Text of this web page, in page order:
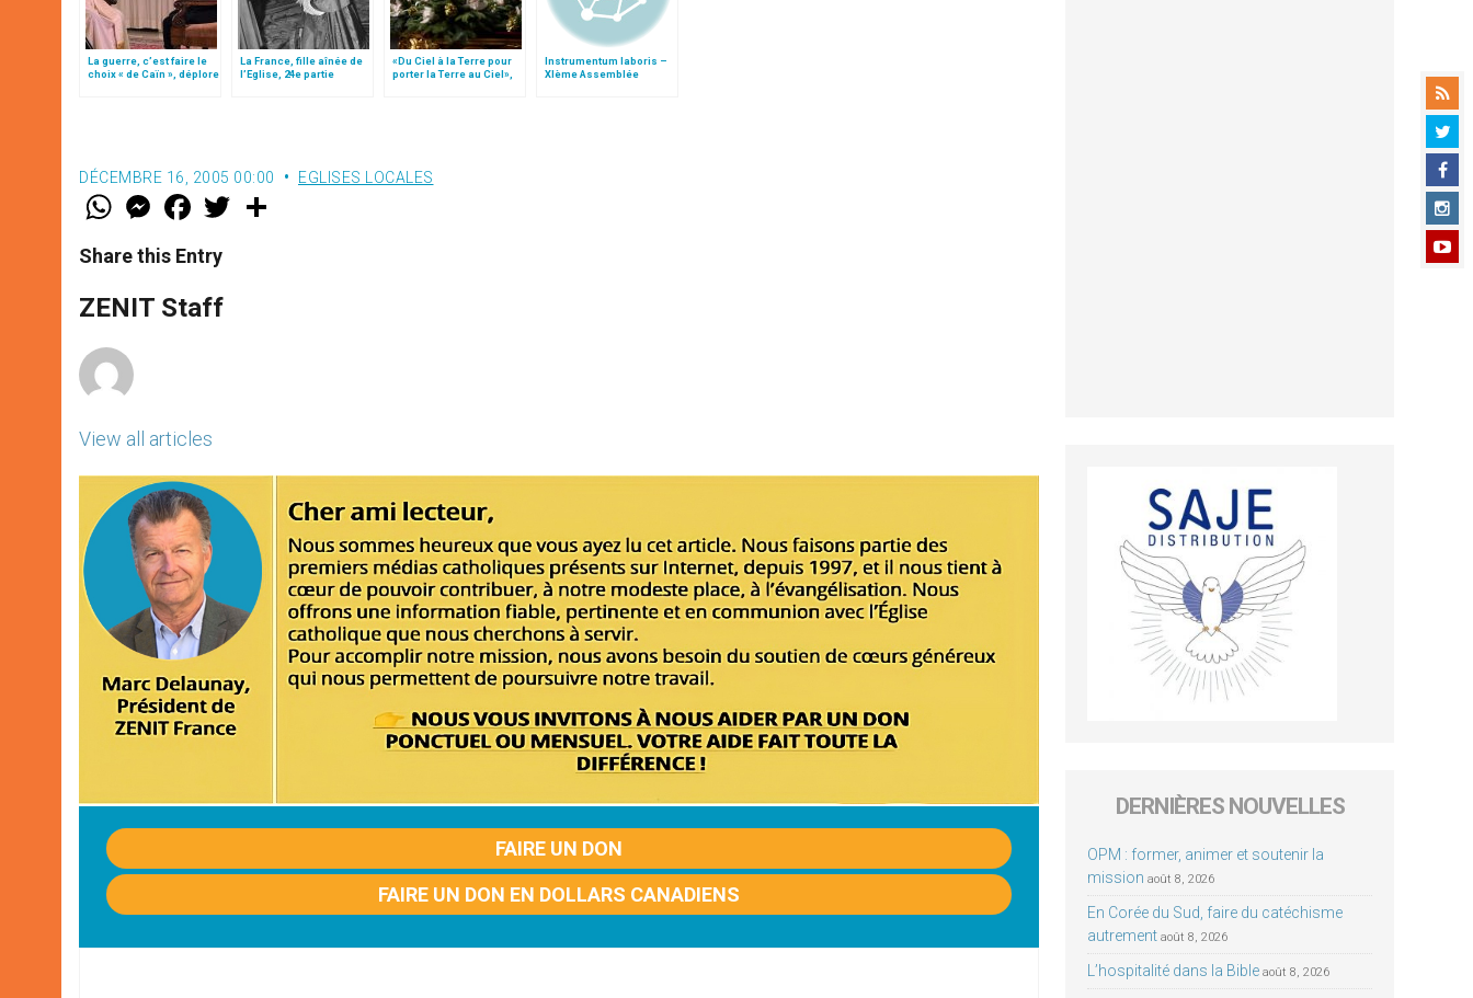
La guerre, c’est faire le
choix « de Caïn », déplore
La France, fille aînée de
l’Eglise, 24e partie
«Du Ciel à la Terre pour
porter la Terre au Ciel»,
Instrumentum laboris –
XIème Assemblée
DÉCEMBRE 16, 2005 00:00 EGLISES LOCALES
W
t
s
p
p
M
e
s
e
g
e
F
a
e
b
o
k
w
Share this Entry
ZENIT Staff
View all articles
FAIRE UN DON
FAIRE UN DON EN DOLLARS CANADIENS
DERNIÈRES NOUVELLES
OPM : former, animer et soutenir la
mission août 8, 2026
En Corée du Sud, faire du catéchisme
autrement août 8, 2026
L’hospitalité dans la Bible août 8, 2026